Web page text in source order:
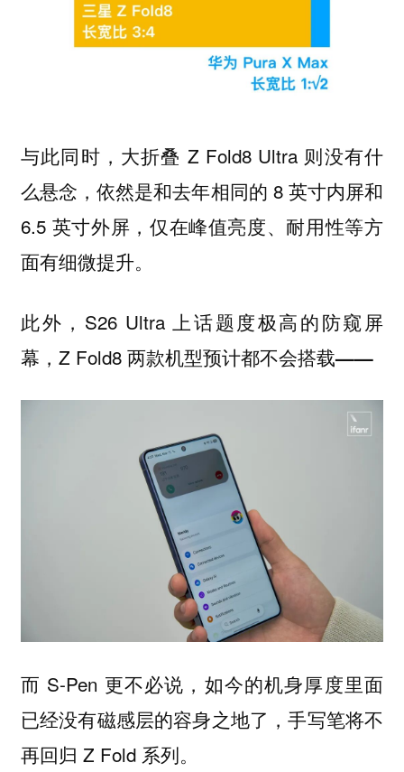
与此同时，大折叠 Z Fold8 Ultra 则没有什
么悬念，依然是和去年相同的 8 英寸内屏和
6.5 英寸外屏，仅在峰值亮度、耐用性等方
面有细微提升。
此外，S26 Ultra 上话题度极高的防窥屏
幕，Z Fold8 两款机型预计都不会搭载——
而 S-Pen 更不必说，如今的机身厚度里面
已经没有磁感层的容身之地了，手写笔将不
再回归 Z Fold 系列。